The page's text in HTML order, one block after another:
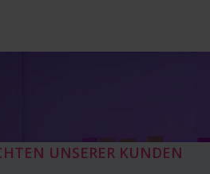
UNSERER KUNDEN